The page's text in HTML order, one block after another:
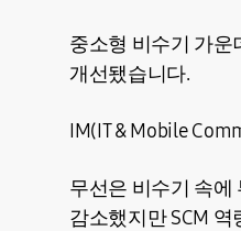
중소형 비수기 가운
개선됐습니다.
IM(IT & Mobile
무선은 비수기 속에
감소했지만 SCM